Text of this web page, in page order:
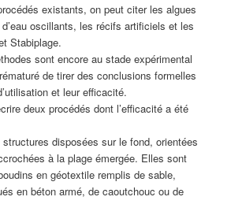
existants, on peut citer les algues
oscillants, les récifs artificiels et les
Stabiplage.
sont encore au stade expérimental
de tirer des conclusions formelles
et leur efficacité.
deux procédés dont l’efficacité a été
disposées sur le fond, orientées
à la plage émergée. Elles sont
en géotextile remplis de sable,
en béton armé, de caoutchouc ou de